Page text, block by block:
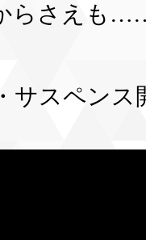
らさえも
サスペンス